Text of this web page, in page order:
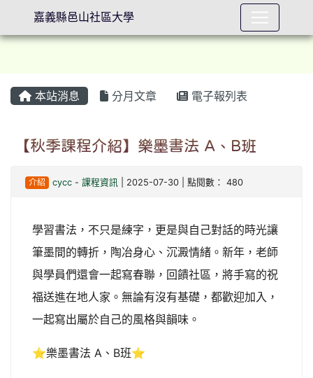
本站消息 分月文章 電子報列表
【秋季課程介紹】樂墨書法 A、B班
介紹 cycc- 課程資訊| 2025-07-30 | 點閱數： 480
學習書法，不只是練字，更是與自己對話的時光讓
筆墨間的轉折，陶冶身心、沉澱情緒。新年，老師
與學員們還會一起寫春聯，回饋社區，將手寫的祝
福送進在地人家。無論有沒有基礎，都歡迎加入，
一起寫出屬於自己的風格與韻味。
⭐樂墨書法 A、B班⭐
嘉義縣邑山社區大學